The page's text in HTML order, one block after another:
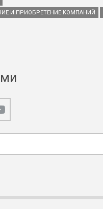
И ПРИОБРЕТЕНИЕ КОМПАНИЙ